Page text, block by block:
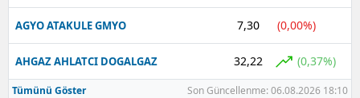
AGYO ATAKULE GMYO 7,30 (0,00%)
AHGAZ AHLATCI DOGALGAZ 32,22 (0,37%)
Tümünü Göster Son Güncellenme: 06.08.2026 18:10